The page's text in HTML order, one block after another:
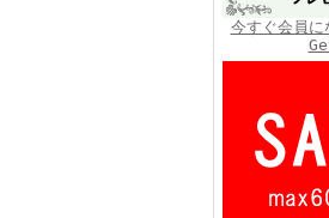
今すぐ会員